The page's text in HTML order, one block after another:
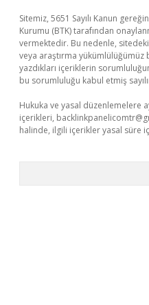
Sitemiz, 5651 Sayılı Kanun
Kurumu (BTK) tarafından
vermektedir. Bu nedenle,
veya araştırma
yazdıkları içeriklerin
bu sorumluluğu kabul etmiş
Hukuka ve yasal düzenlemelere
içerikleri,
halinde, ilgili içerikler yasal süre